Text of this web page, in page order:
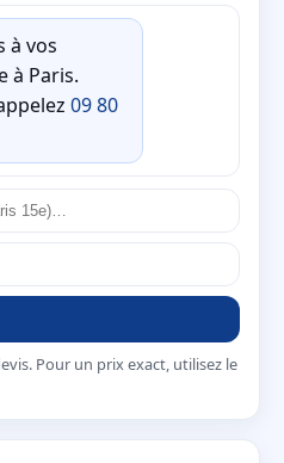
à vos
à Paris.
09 80
Pour un prix exact, utilisez le